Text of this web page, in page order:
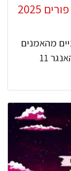
ששון שאולוב ורינת בר בהופעה פורים 2025
מהאמנים
האהובים בישראל! האירוע יתקיים בהאנגר 11